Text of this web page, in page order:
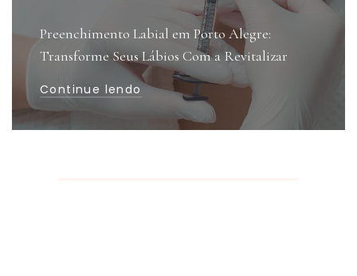
Preenchimento Labial em Porto Alegre:
Transforme Seus Lábios Com a Revitalizar
Continue lendo